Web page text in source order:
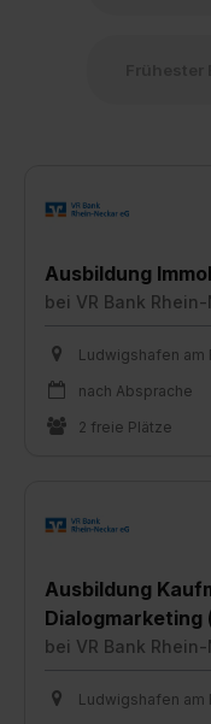
Ausbildung
bei VR Bank
Ludwigshafen am
nach Absprache
2 freie Plätze
Ausbildung
Dialogmarketing
bei VR Bank
Ludwigshafen am